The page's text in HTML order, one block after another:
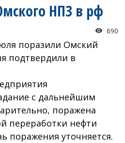
НПЗ в рф
690
поразили Омский
подтвердили в
с дальнейшим
поражена
переработки нефти
поражения уточняется.